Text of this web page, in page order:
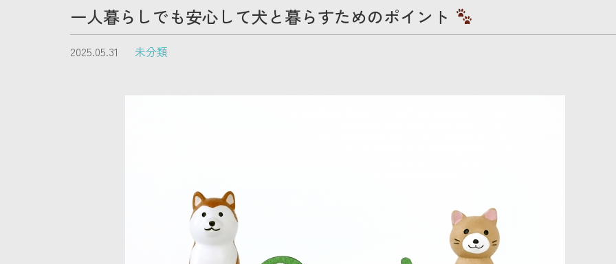
一人暮らしでも安心して犬と暮らすためのポイント
2025.05.31 未分類